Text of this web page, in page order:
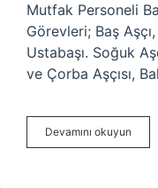
Mutfak Personeli
Görevleri; Baş
Ustabaşı. Soğuk
ve Çorba Aşçısı,
Devamını okuyun
Chef